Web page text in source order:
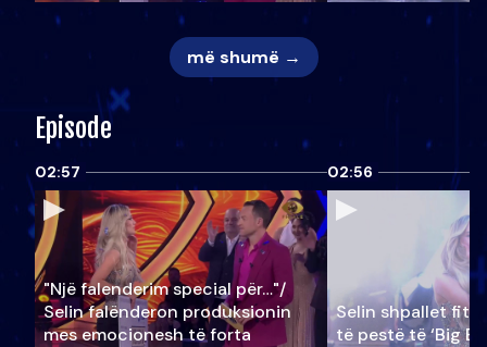
më shumë →
Episode
02:57
"Një falenderim special për…"/
Selin falënderon produksionin
mes emocionesh të forta
02:56
Selin shpallet
të pestë të ‘Big